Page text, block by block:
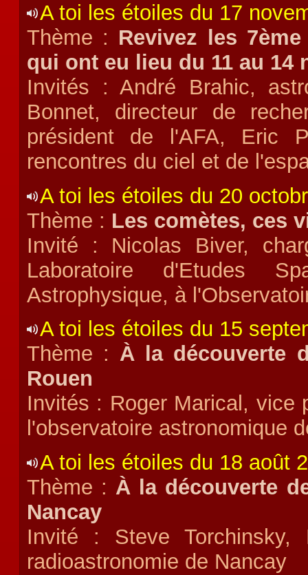
A toi les étoiles du 17
Thème : Revivez les
qui ont eu lieu du 11 au 14
Invités : André Brahic,
Bonnet, directeur de
président de l'AFA, Eric
rencontres du ciel et de
A toi les étoiles du 20
Thème : Les comètes, ces
Invité : Nicolas Biver,
Laboratoire d'Etudes
Astrophysique, à
A toi les étoiles du 15
Thème : À la découverte
Rouen
Invités : Roger Marical, vice
l'observatoire astronomique
A toi les étoiles du 18 août
Thème : À la découverte
Nancay
Invité : Steve
radioastronomie de Nancay